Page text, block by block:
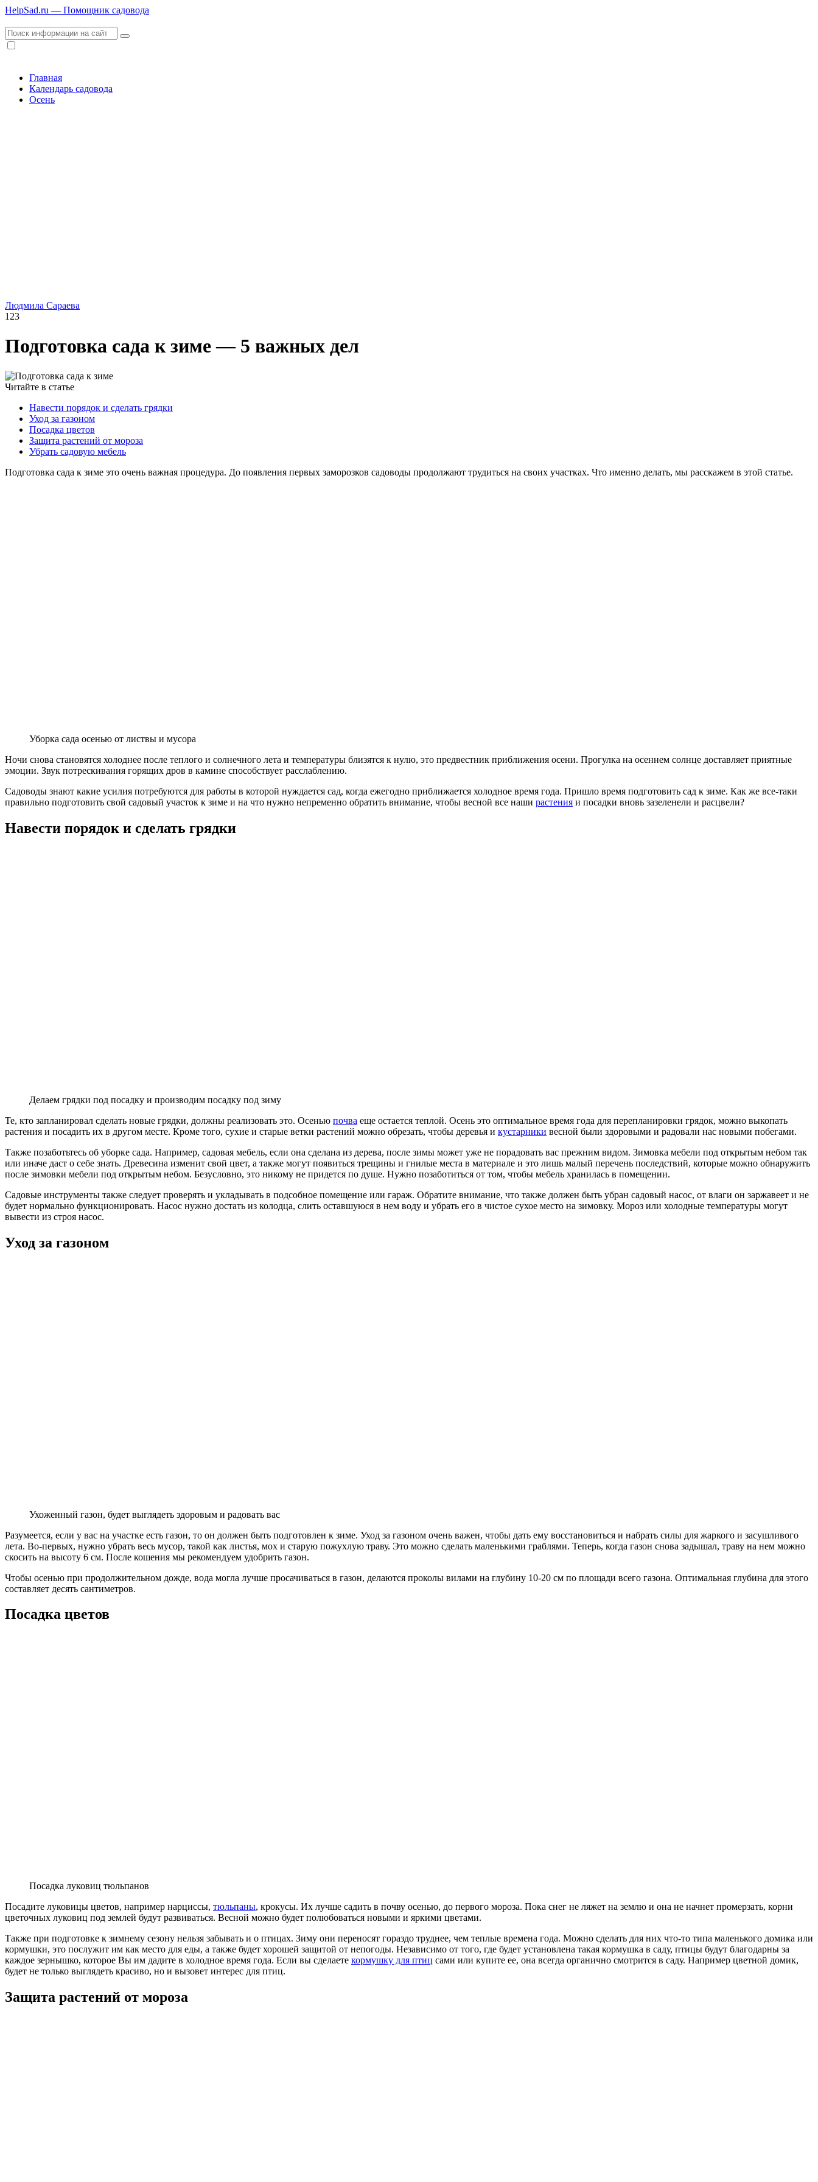
HelpSad.ru — Помощник садовода
Главная
Календарь садовода
Осень
Людмила Сараева
123
Подготовка сада к зиме — 5 важных дел
Читайте в статье
Навести порядок и сделать грядки
Уход за газоном
Посадка цветов
Защита растений от мороза
Убрать садовую мебель
Подготовка сада к зиме это очень важная процедура. До появления первых заморозков садоводы продолжают трудиться на своих участках. Что именно делать, мы расскажем в этой статье.
Уборка сада осенью от листвы и мусора
Ночи снова становятся холоднее после теплого и солнечного лета и температуры близятся к нулю, это предвестник приближения осени. Прогулка на осеннем солнце доставляет приятные
эмоции. Звук потрескивания горящих дров в камине способствует расслаблению.
Садоводы знают какие усилия потребуются для работы в которой нуждается сад, когда ежегодно приближается холодное время года. Пришло время подготовить сад к зиме. Как же все-таки
правильно подготовить свой садовый участок к зиме и на что нужно непременно обратить внимание, чтобы весной все наши растения и посадки вновь зазеленели и расцвели?
Навести порядок и сделать грядки
Делаем грядки под посадку и производим посадку под зиму
Те, кто запланировал сделать новые грядки, должны реализовать это. Осенью почва еще остается теплой. Осень это оптимальное время года для перепланировки грядок, можно выкопать
растения и посадить их в другом месте. Кроме того, сухие и старые ветки растений можно обрезать, чтобы деревья и кустарники весной были здоровыми и радовали нас новыми побегами.
Также позаботьтесь об уборке сада. Например, садовая мебель, если она сделана из дерева, после зимы может уже не порадовать вас прежним видом. Зимовка мебели под открытым небом так
или иначе даст о себе знать. Древесина изменит свой цвет, а также могут появиться трещины и гнилые места в материале и это лишь малый перечень последствий, которые можно обнаружить
после зимовки мебели под открытым небом. Безусловно, это никому не придется по душе. Нужно позаботиться от том, чтобы мебель хранилась в помещении.
Садовые инструменты также следует проверять и укладывать в подсобное помещение или гараж. Обратите внимание, что также должен быть убран садовый насос, от влаги он заржавеет и не
будет нормально функционировать. Насос нужно достать из колодца, слить оставшуюся в нем воду и убрать его в чистое сухое место на зимовку. Мороз или холодные температуры могут
вывести из строя насос.
Уход за газоном
Ухоженный газон, будет выглядеть здоровым и радовать вас
Разумеется, если у вас на участке есть газон, то он должен быть подготовлен к зиме. Уход за газоном очень важен, чтобы дать ему восстановиться и набрать силы для жаркого и засушливого
лета. Во-первых, нужно убрать весь мусор, такой как листья, мох и старую пожухлую траву. Это можно сделать маленькими граблями. Теперь, когда газон снова задышал, траву на нем можно
скосить на высоту 6 см. После кошения мы рекомендуем удобрить газон.
Чтобы осенью при продолжительном дожде, вода могла лучше просачиваться в газон, делаются проколы вилами на глубину 10-20 см по площади всего газона. Оптимальная глубина для этого
составляет десять сантиметров.
Посадка цветов
Посадка луковиц тюльпанов
Посадите луковицы цветов, например нарциссы, тюльпаны, крокусы. Их лучше садить в почву осенью, до первого мороза. Пока снег не ляжет на землю и она не начнет промерзать, корни
цветочных луковиц под землей будут развиваться. Весной можно будет полюбоваться новыми и яркими цветами.
Также при подготовке к зимнему сезону нельзя забывать и о птицах. Зиму они переносят гораздо труднее, чем теплые времена года. Можно сделать для них что-то типа маленького домика или
кормушки, это послужит им как место для еды, а также будет хорошей защитой от непогоды. Независимо от того, где будет установлена такая кормушка в саду, птицы будут благодарны за
каждое зернышко, которое Вы им дадите в холодное время года. Если вы сделаете кормушку для птиц сами или купите ее, она всегда органично смотрится в саду. Например цветной домик,
будет не только выглядеть красиво, но и вызовет интерес для птиц.
Защита растений от мороза